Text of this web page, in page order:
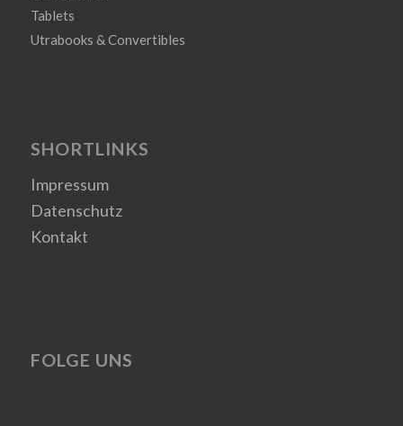
Tablets
Utrabooks & Convertibles
SHORTLINKS
Impressum
Datenschutz
Kontakt
FOLGE UNS